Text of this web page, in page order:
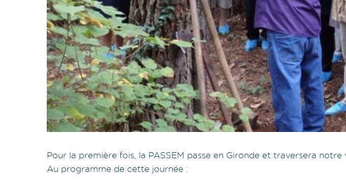
Pour la première fois, la PASSEM passe en Gironde et traversera notre
Au programme de cette journée :